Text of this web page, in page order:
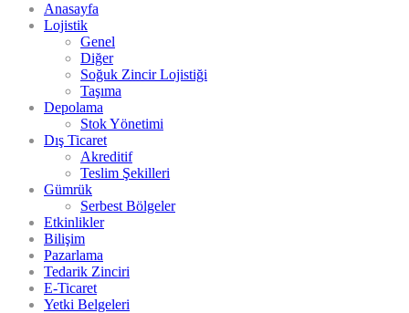
Anasayfa
Lojistik
Genel
Diğer
Soğuk Zincir Lojistiği
Taşıma
Depolama
Stok Yönetimi
Dış Ticaret
Akreditif
Teslim Şekilleri
Gümrük
Serbest Bölgeler
Etkinlikler
Bilişim
Pazarlama
Tedarik Zinciri
E-Ticaret
Yetki Belgeleri